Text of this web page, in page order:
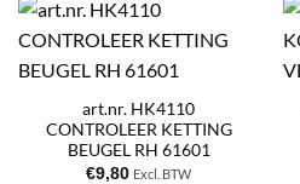
art.nr. HK4110
CONTROLEER KETTING
BEUGEL RH 61601
€9,80 Excl. BTW